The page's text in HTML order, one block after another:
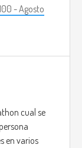
- Agosto
cual se
en varios